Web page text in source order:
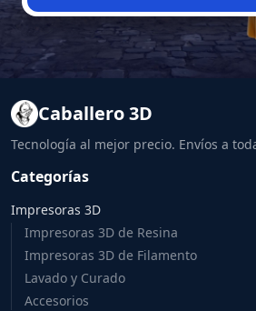
Caballero 3D
Tecnología al mejor precio. Envíos a
Categorías
Impresoras 3D
Impresoras 3D de Resina
Impresoras 3D de Filamento
Lavado y Curado
Accesorios